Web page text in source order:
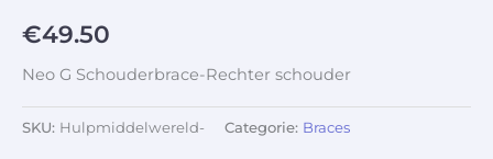
€49.50
Neo G Schouderbrace-Rechter schouder
SKU: Hulpmiddelwereld- Categorie: Braces